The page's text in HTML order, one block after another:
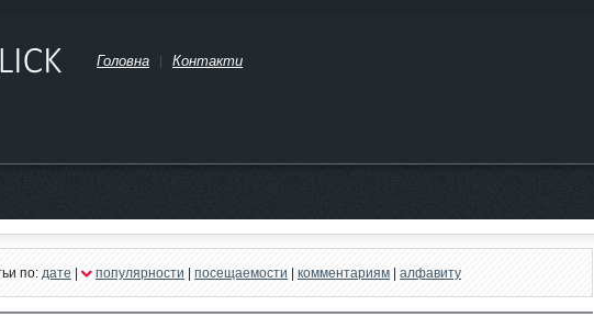
Головна Контакти
по: дате | популярности | посещаемости | комментариям | алфавиту